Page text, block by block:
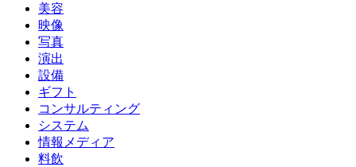
美容
映像
写真
演出
設備
ギフト
コンサルティング
システム
情報メディア
料飲